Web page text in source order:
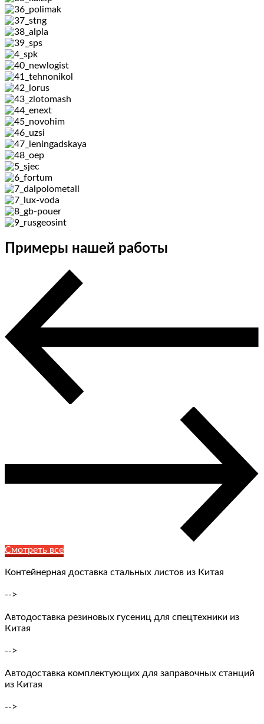
Примеры нашей работы
Смотреть все
Контейнерная доставка стальных листов из Китая
-->
Автодоставка резиновых гусениц для спецтехники из
Китая
-->
Автодоставка комплектующих для заправочных станций
из Китая
-->